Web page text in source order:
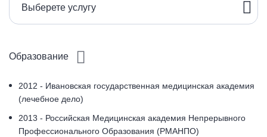
Выберете услугу
Образование
2012 - Ивановская государственная медицинская академия
(лечебное дело)
2013 - Российская Медицинская академия Непрерывного
Профессионального Образования (РМАНПО)